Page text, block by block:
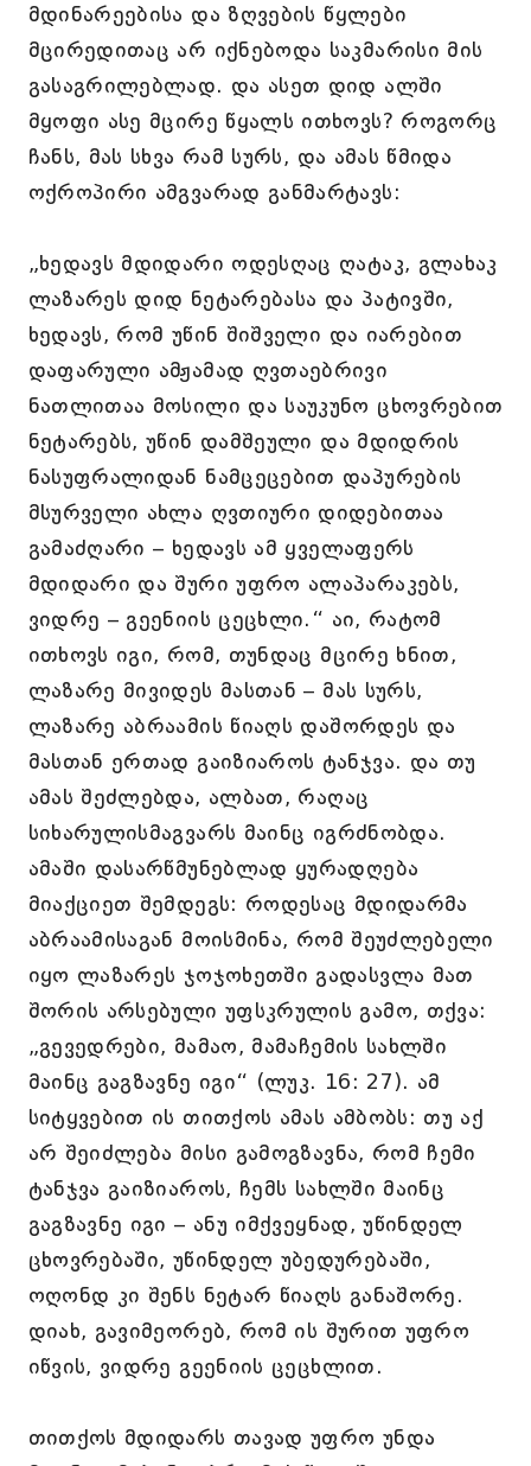
მდინარეებისა და ზღვების წყლები
მცირედითაც არ იქნებოდა საკმარისი მის
გასაგრილებლად. და ასეთ დიდ ალში
მყოფი ასე მცირე წყალს ითხოვს? როგორც
ჩანს, მას სხვა რამ სურს, და ამას წმიდა
ოქროპირი ამგვარად განმარტავს:
„ხედავს მდიდარი ოდესღაც ღატაკ, გლახაკ
ლაზარეს დიდ ნეტარებასა და პატივში,
ხედავს, რომ უწინ შიშველი და იარებით
დაფარული ამჟამად ღვთაებრივი
ნათლითაა მოსილი და საუკუნო ცხოვრებით
ნეტარებს, უწინ დამშეული და მდიდრის
ნასუფრალიდან ნამცეცებით დაპურების
მსურველი ახლა ღვთიური დიდებითაა
გამაძღარი – ხედავს ამ ყველაფერს
მდიდარი და შური უფრო ალაპარაკებს,
ვიდრე – გეენიის ცეცხლი.“ აი, რატომ
ითხოვს იგი, რომ, თუნდაც მცირე ხნით,
ლაზარე მივიდეს მასთან – მას სურს,
ლაზარე აბრაამის წიაღს დაშორდეს და
მასთან ერთად გაიზიაროს ტანჯვა. და თუ
ამას შეძლებდა, ალბათ, რაღაც
სიხარულისმაგვარს მაინც იგრძნობდა.
ამაში დასარწმუნებლად ყურადღება
მიაქციეთ შემდეგს: როდესაც მდიდარმა
აბრაამისაგან მოისმინა, რომ შეუძლებელი
იყო ლაზარეს ჯოჯოხეთში გადასვლა მათ
შორის არსებული უფსკრულის გამო, თქვა:
„გევედრები, მამაო, მამაჩემის სახლში
მაინც გაგზავნე იგი“ (ლუკ. 16: 27). ამ
სიტყვებით ის თითქოს ამას ამბობს: თუ აქ
არ შეიძლება მისი გამოგზავნა, რომ ჩემი
ტანჯვა გაიზიაროს, ჩემს სახლში მაინც
გაგზავნე იგი – ანუ იმქვეყნად, უწინდელ
ცხოვრებაში, უწინდელ უბედურებაში,
ოღონდ კი შენს ნეტარ წიაღს განაშორე.
დიახ, გავიმეორებ, რომ ის შურით უფრო
იწვის, ვიდრე გეენიის ცეცხლით.
თითქოს მდიდარს თავად უფრო უნდა